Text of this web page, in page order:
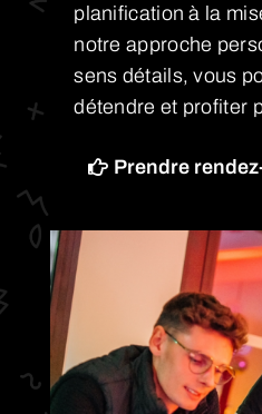
planification à la
notre approche
sens détails, vous
détendre et profiter
Prendre